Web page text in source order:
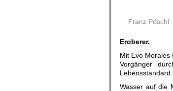
Franz Pöschl
Eroberer.
Mit Evo
Vorgänger
Lebensstandard
Wasser auf die